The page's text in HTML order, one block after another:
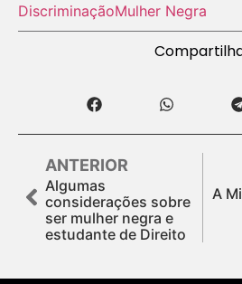
DiscriminaçãoMulher Negra
ANTERIOR
Algumas
considerações sobre
ser mulher negra e
estudante de Direito
A